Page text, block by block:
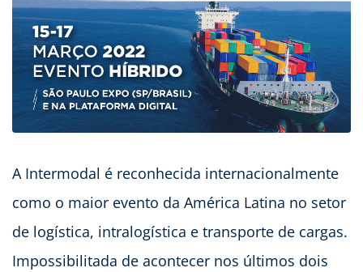
A Intermodal é reconhecida internacionalmente
como o maior evento da América Latina no setor
de logística, intralogística e transporte de cargas.
Impossibilitada de acontecer nos últimos dois